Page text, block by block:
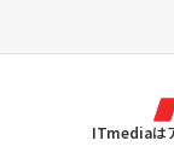
ITmediaは